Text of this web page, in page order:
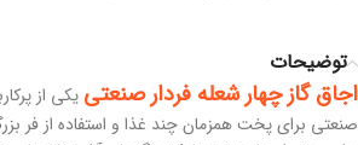
توضیحات
اجاق گاز چهار شعله فردار صنعتی یکی از
صنعتی برای پخت همزمان چند غذا و استفاده از فر